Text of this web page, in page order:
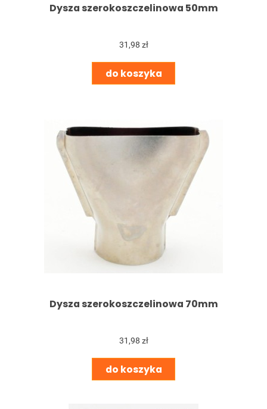
Dysza szerokoszczelinowa 50mm
31,98 zł
do koszyka
Dysza szerokoszczelinowa 70mm
31,98 zł
do koszyka